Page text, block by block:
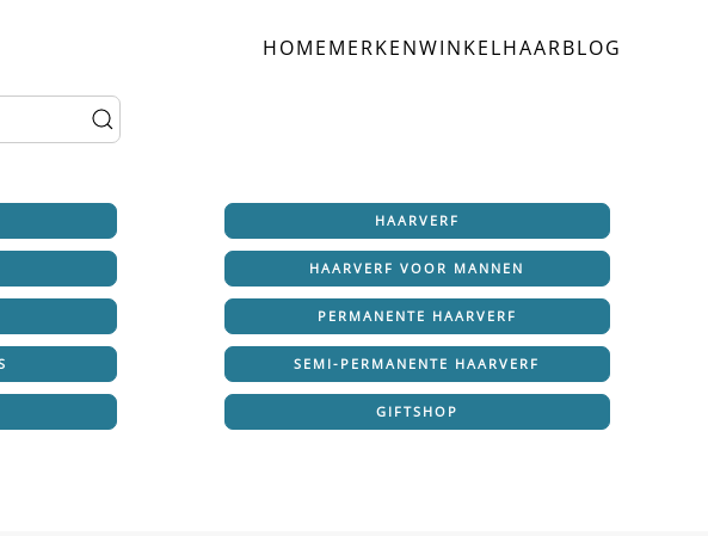
HOMEMERKENWINKELHAARBLOG
HAARVERF
HAARVERF VOOR MANNEN
PERMANENTE HAARVERF
SEMI-PERMANENTE HAARVERF
GIFTSHOP